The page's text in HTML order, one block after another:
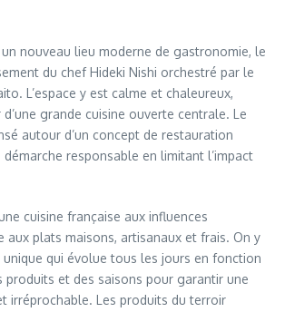
nouveau lieu moderne de gastronomie, le
du chef Hideki Nishi orchestré par le
L’espace y est calme et chaleureux,
grande cuisine ouverte centrale. Le
autour d’un concept de restauration
démarche responsable en limitant l’impact
cuisine française aux influences
aux plats maisons, artisanaux et frais. On y
qui évolue tous les jours en fonction
produits et des saisons pour garantir une
irréprochable. Les produits du terroir